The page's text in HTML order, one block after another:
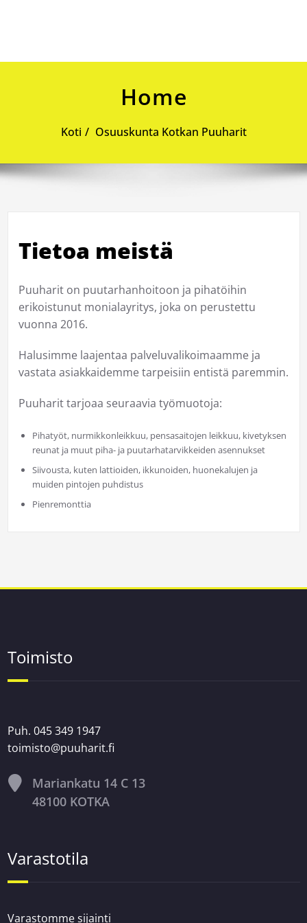
Home
Koti Osuuskunta Kotkan Puuharit
Tietoa meistä
Puuharit on puutarhanhoitoon ja pihatöihin
erikoistunut monialayritys, joka on perustettu
vuonna 2016.
Halusimme laajentaa palveluvalikoimaamme ja
vastata asiakkaidemme tarpeisiin entistä paremmin.
Puuharit tarjoaa seuraavia työmuotoja:
Pihatyöt, nurmikkonleikkuu, pensasaitojen leikkuu, kivetyksen
reunat ja muut piha- ja puutarhatarvikkeiden asennukset
Siivousta, kuten lattioiden, ikkunoiden, huonekalujen ja
muiden pintojen puhdistus
Pienremonttia
Toimisto
Puh. 045 349 1947
toimisto@puuharit.fi
Mariankatu 14 C 13
48100 KOTKA
Varastotila
Varastomme sijainti